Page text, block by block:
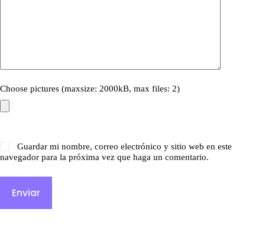
Choose pictures (maxsize: 2000kB, max files: 2)
Guardar mi nombre, correo electrónico y sitio web en este
navegador para la próxima vez que haga un comentario.
Enviar